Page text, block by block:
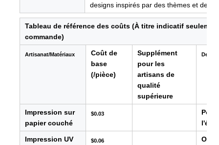
designs inspirés par des thèmes et des
Tableau de référence des coûts (À titre indicatif
commande)
Artisanat/Matériaux
Coût de
base
(/pièce)
Supplément
pour les
artisans de
qualité
supérieure
Impression sur
papier couché
$0.03
Impression UV
$0.06